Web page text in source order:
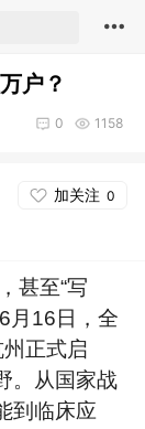
户？
1158
0
加关注 0
甚至“写
月16日，全
正式启
。从国家战
到临床应